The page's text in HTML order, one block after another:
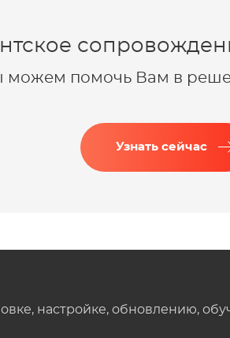
можем помочь Вам в
Узнать сейчас
настройке, обновлению,